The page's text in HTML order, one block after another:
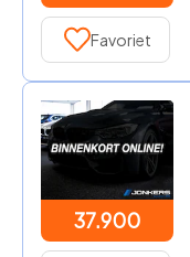
Favoriet
37.900